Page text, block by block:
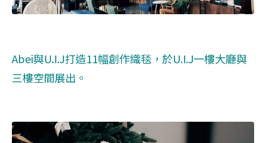
Abei與U.I.J打造11幅創作織毯，於U.I.J一樓大廳與
三樓空間展出。